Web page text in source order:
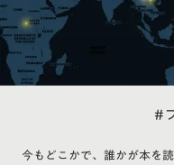
#
今もどこかで、誰かが本を